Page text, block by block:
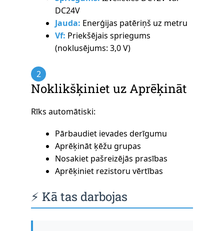
DC24V
Jauda: Enerģijas patēriņš uz metru
Vf: Priekšējais spriegums
(noklusējums: 3,0 V)
2
Noklikšķiniet uz Aprēķināt
Rīks automātiski:
Pārbaudiet ievades derīgumu
Aprēķināt ķēžu grupas
Nosakiet pašreizējās prasības
Aprēķiniet rezistoru vērtības
⚡ Kā tas darbojas